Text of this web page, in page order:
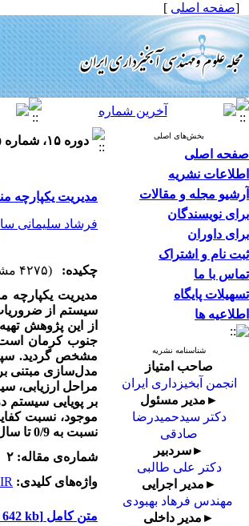
[صفحه اصلی ]
بخش‌های اصلی
صفحه اصلی
اطلاعات نشریه
آرشیو مجله و مقالات
برای نویسندگان
برای داوران
ثبت نام و اشتراک
تماس با ما
تسهیلات پایگاه
اطلاعیه ها
شناسنامه نشریه
صاحب امتیاز
انجمن آبخیزداری ایران
►مدیر مسئول
دکتر سیدحمیدرضا
صادقی
►سردبیر
دکتر علی طالبی
►مدیر اجرایی
مهندس فرهاد بهبودی
►مدیر داخلی
دوره ۱۵، شماره ۵۵ - ( ۱۰-۱۴۰۰ )
مدیریت یکپارچه
فرشاد سلیمانی
چکیده:
(۴۲۷۵ مشاهده)
مدیریت
سیستم از
از این پژوهش
جنوب کرمان
مشخص گردید. سپس
بر پویایی سیستم
نسبت به 0/9 تا سال 1410 افزایش می یابد.
شماره‌ی مقاله: ۲
واژه‌های کلیدی:
متن کامل [PDF 642 kb]